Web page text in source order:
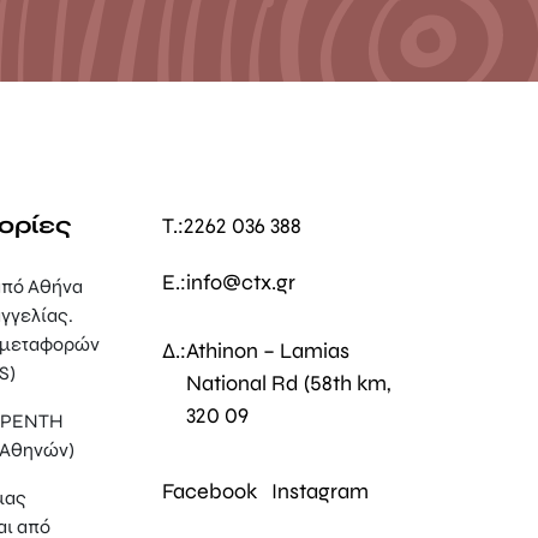
Αθήνα
ΡΕΝΤΗ
από
T.:2262 036 388
E.:info@ctx.gr
Δ.:Athinon – Lamias
National Rd (58th km,
320 09
Facebook Instagram